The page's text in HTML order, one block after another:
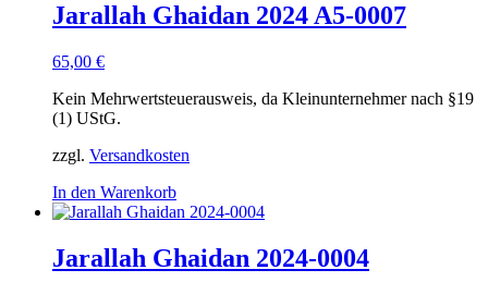
Jarallah Ghaidan 2024 A5-0007
65,00 €
Kein Mehrwertsteuerausweis, da Kleinunternehmer nach §19
(1) UStG.
zzgl. Versandkosten
In den Warenkorb
Jarallah Ghaidan 2024-0004